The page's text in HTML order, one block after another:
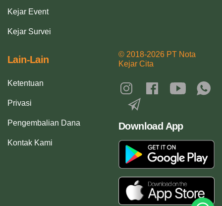
Kejar Event
Kejar Survei
Lain-Lain
Ketentuan
Privasi
Pengembalian Dana
Kontak Kami
© 2018-2026 PT Nota
Kejar Cita
Download App